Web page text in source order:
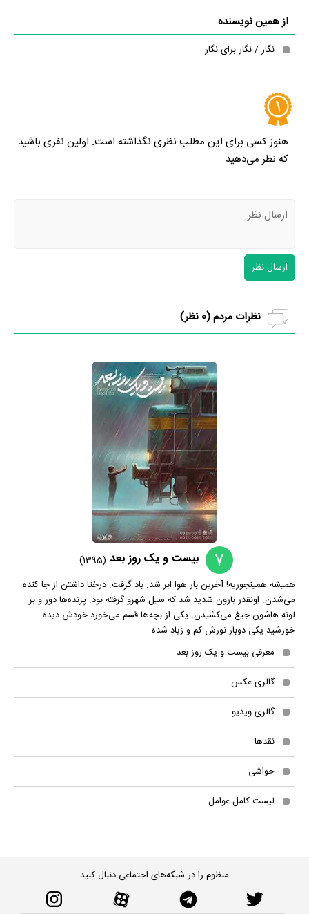
از همین نویسنده
نگار / نگار برای نگار
هنوز کسی برای این مطلب نظری نگذاشته است. اولین نفری باشید
که نظر می‌دهید
ارسال نظر
نظرات مردم (0 نظر)
7 بیست و یک روز بعد (1395)
همیشه همینجوریه! آخرین بار هوا ابر شد. باد گرفت. درختا داشتن از جا کنده
می‌شدن. اونقدر بارون شدید شد که سیل شهرو گرفته بود. پرنده‌ها دور و بر
لونه هاشون جیغ می‌کشیدن. یکی از بچه‌ها قسم می‌خورد خودش دیده
خورشید یکی دوبار نورش کم و زیاد شده....
معرفی بیست و یک روز بعد
گالری عکس
گالری ویدیو
نقدها
حواشی
لیست کامل عوامل
منظوم را در شبکه‌های اجتماعی دنبال کنید